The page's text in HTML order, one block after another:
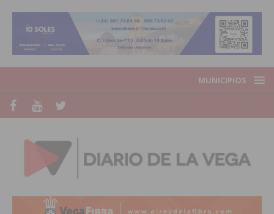
MUNICIPIOS